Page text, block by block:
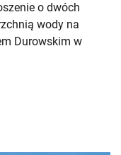
o dwóch
wody na
Durowskim w